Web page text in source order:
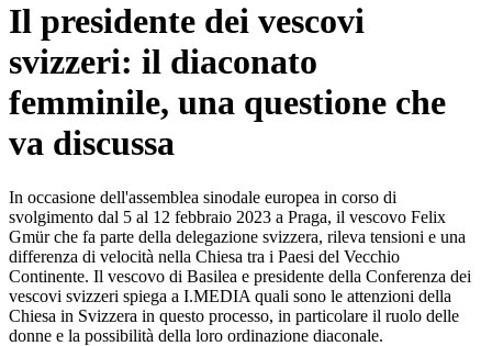
Il presidente dei vescovi
svizzeri: il diaconato
femminile, una questione che
va discussa
In occasione dell'assemblea sinodale europea in corso di
svolgimento dal 5 al 12 febbraio 2023 a Praga, il vescovo Felix
Gmür che fa parte della delegazione svizzera, rileva tensioni e una
differenza di velocità nella Chiesa tra i Paesi del Vecchio
Continente. Il vescovo di Basilea e presidente della Conferenza dei
vescovi svizzeri spiega a I.MEDIA quali sono le attenzioni della
Chiesa in Svizzera in questo processo, in particolare il ruolo delle
donne e la possibilità della loro ordinazione diaconale.